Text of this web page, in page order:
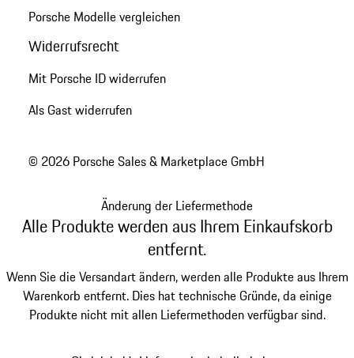
Porsche Modelle vergleichen
Widerrufsrecht
Mit Porsche ID widerrufen
Als Gast widerrufen
© 2026 Porsche Sales & Marketplace GmbH
Änderung der Liefermethode
Alle Produkte werden aus Ihrem Einkaufskorb
entfernt.
Wenn Sie die Versandart ändern, werden alle Produkte aus Ihrem
Warenkorb entfernt. Dies hat technische Gründe, da einige
Produkte nicht mit allen Liefermethoden verfügbar sind.